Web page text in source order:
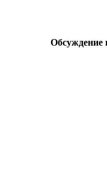
Обсуждение